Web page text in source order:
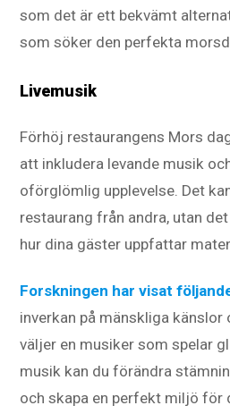
som det är ett bekvämt
som söker den perfekta
Livemusik
Förhöj restaurangens Mors
att inkludera levande musik
oförglömlig upplevelse. Det
restaurang från andra, utan
hur dina gäster uppfattar
Forskningen har visat
inverkan på mänskliga känslor
väljer en musiker som spelar
musik kan du förändra
och skapa en perfekt miljö för